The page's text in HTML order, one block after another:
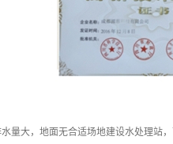
量大，地面无合适场地建设水处理站